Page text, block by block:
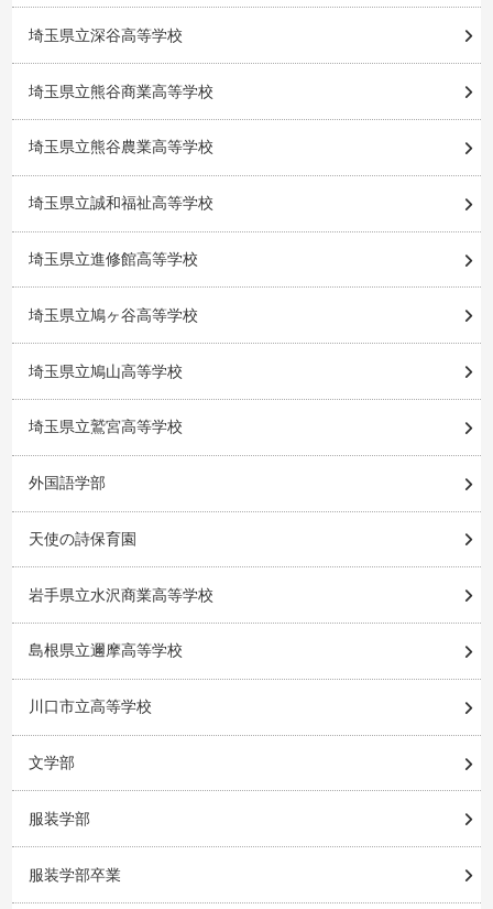
埼玉県立深谷高等学校
埼玉県立熊谷商業高等学校
埼玉県立熊谷農業高等学校
埼玉県立誠和福祉高等学校
埼玉県立進修館高等学校
埼玉県立鳩ヶ谷高等学校
埼玉県立鳩山高等学校
埼玉県立鷲宮高等学校
外国語学部
天使の詩保育園
岩手県立水沢商業高等学校
島根県立邇摩高等学校
川口市立高等学校
文学部
服装学部
服装学部卒業